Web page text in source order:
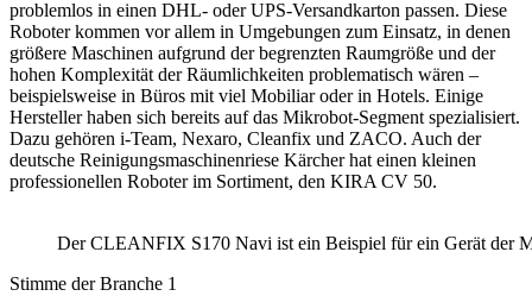
problemlos in einen DHL- oder UPS-Versandkarton passen. Diese
Roboter kommen vor allem in Umgebungen zum Einsatz, in denen
größere Maschinen aufgrund der begrenzten Raumgröße und der
hohen Komplexität der Räumlichkeiten problematisch wären –
beispielsweise in Büros mit viel Mobiliar oder in Hotels. Einige
Hersteller haben sich bereits auf das Mikrobot-Segment spezialisiert.
Dazu gehören i-Team, Nexaro, Cleanfix und ZACO. Auch der
deutsche Reinigungsmaschinenriese Kärcher hat einen kleinen
professionellen Roboter im Sortiment, den KIRA CV 50.
Der CLEANFIX S170 Navi ist ein Beispiel für ein Gerät der
Stimme der Branche 1